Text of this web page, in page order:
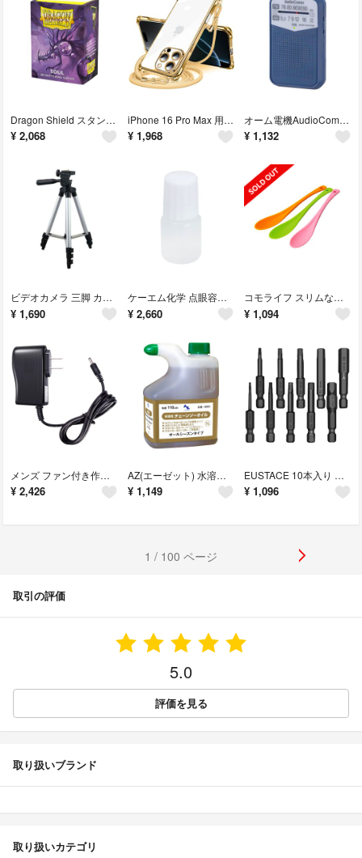
Dragon Shield スタンダードサイズ デュアルマット ソウル (Sou
¥ 2,068
iPhone 16 Pro Max 用 ケース クリア ショルダー iphone
¥ 1,968
オーム電機AudioComm AM/FMポケットラジオ ポータブルラジオ コンパ
¥ 1,132
ビデオカメラ 三脚 カメラ スタンド デジカメ 一眼レフ 360度 水準器付き
¥ 1,690
ケーエム化学 点眼容器 A点容器(押込ノズル) 5CC シロ 5108(未滅菌)
¥ 2,660
コモライフ スリムなシリコーンスプーン 3本セット シリコンスプーン スプーン
¥ 1,094
メンズ ファン付き作業服対応 専用充電器 8.4V 1.2A 空調作業服用 バッ
¥ 2,426
AZ(エーゼット) 水溶性チェーンソーオイル (1L)
¥ 1,149
EUSTACE 10本入り 六角ビット ドライバービットセット 6.35mmシャ
¥ 1,096
1 / 100 ページ
取引の評価
5.0
評価を見る
取り扱いブランド
取り扱いカテゴリ